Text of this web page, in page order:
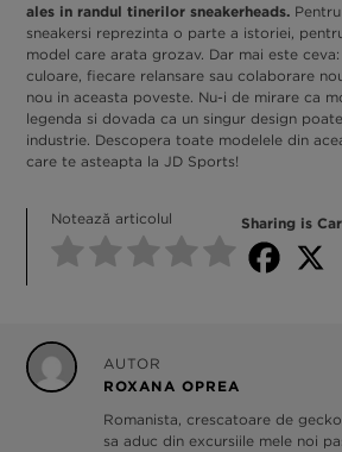
ales in randul tinerilor sneakerheads.
sneakersi reprezinta o parte a istoriei,
model care arata grozav. Dar mai este
culoare, fiecare relansare sau colaborare
nou in aceasta poveste. Nu-i de mirare ca
legenda si dovada ca un singur design
industrie. Descopera toate modelele din
care te asteapta la JD Sports!
Notează articolul Sharing is
AUTOR
ROXANA OPREA
Romanista, crescatoare de
sa aduc din excursiile mele noi